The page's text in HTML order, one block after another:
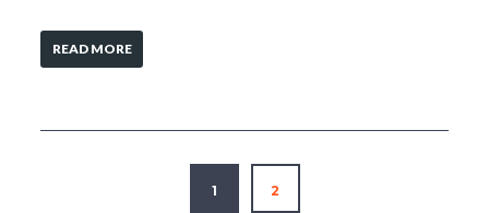
READ MORE
1 2